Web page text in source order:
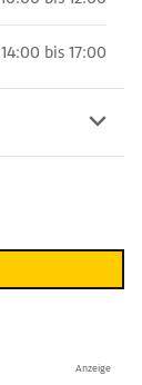
14:00 bis 17:00
Anzeige